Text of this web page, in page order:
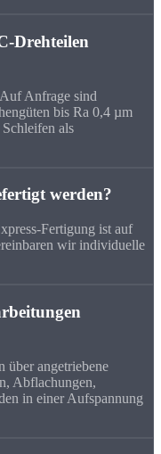
Drehteilen
Anfrage sind
bis Ra 0,4 µm
als
werden?
Fertigung ist auf
wir individuelle
über angetriebene
Abflachungen,
in einer Aufspannung